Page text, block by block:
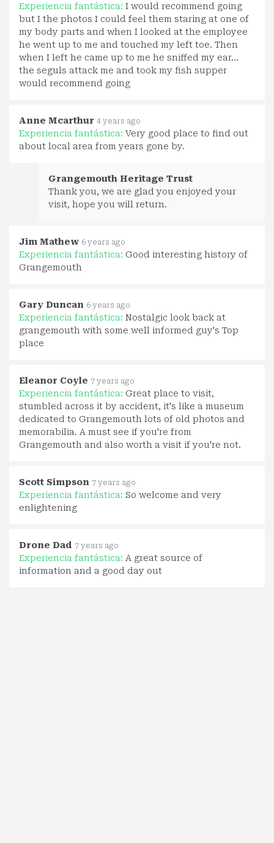
Experiencia fantástica: I would recommend going
but I the photos I could feel them staring at one of
my body parts and when I looked at the employee
he went up to me and touched my left toe. Then
when I left he came up to me he sniffed my ear…
the seguls attack me and took my fish supper
would recommend going
Anne Mcarthur 4 years ago
Experiencia fantástica: Very good place to find out
about local area from years gone by.
Grangemouth Heritage Trust
Thank you, we are glad you enjoyed your
visit, hope you will return.
Jim Mathew 6 years ago
Experiencia fantástica: Good interesting history of
Grangemouth
Gary Duncan 6 years ago
Experiencia fantástica: Nostalgic look back at
grangemouth with some well informed guy's Top
place
Eleanor Coyle 7 years ago
Experiencia fantástica: Great place to visit,
stumbled across it by accident, it's like a museum
dedicated to Grangemouth lots of old photos and
memorabilia. A must see if you're from
Grangemouth and also worth a visit if you're not.
Scott Simpson 7 years ago
Experiencia fantástica: So welcome and very
enlightening
Drone Dad 7 years ago
Experiencia fantástica: A great source of
information and a good day out